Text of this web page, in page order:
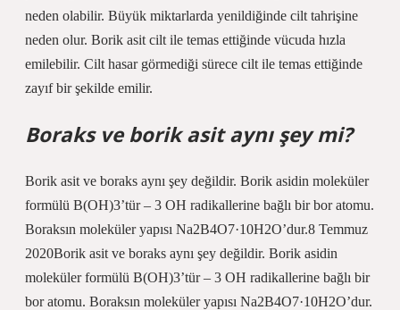
neden olabilir. Büyük miktarlarda yenildiğinde cilt tahrişine
neden olur. Borik asit cilt ile temas ettiğinde vücuda hızla
emilebilir. Cilt hasar görmediği sürece cilt ile temas ettiğinde
zayıf bir şekilde emilir.
Boraks ve borik asit aynı şey mi?
Borik asit ve boraks aynı şey değildir. Borik asidin moleküler
formülü B(OH)3’tür – 3 OH radikallerine bağlı bir bor atomu.
Boraksın moleküler yapısı Na2B4O7·10H2O’dur.8 Temmuz
2020Borik asit ve boraks aynı şey değildir. Borik asidin
moleküler formülü B(OH)3’tür – 3 OH radikallerine bağlı bir
bor atomu. Boraksın moleküler yapısı Na2B4O7·10H2O’dur.